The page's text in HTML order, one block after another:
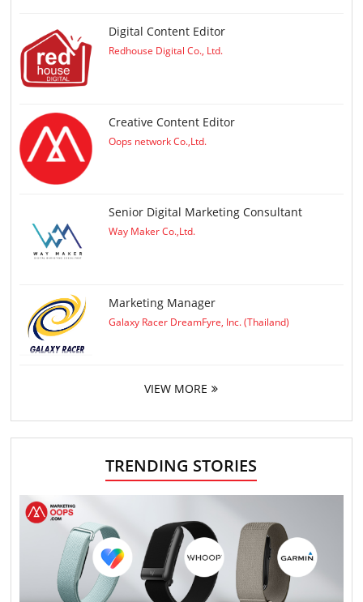
Digital Content Editor
Redhouse Digital Co., Ltd.
Creative Content Editor
Oops network Co.,Ltd.
Senior Digital Marketing Consultant
Way Maker Co.,Ltd.
Marketing Manager
Galaxy Racer DreamFyre, Inc. (Thailand)
VIEW MORE
TRENDING STORIES